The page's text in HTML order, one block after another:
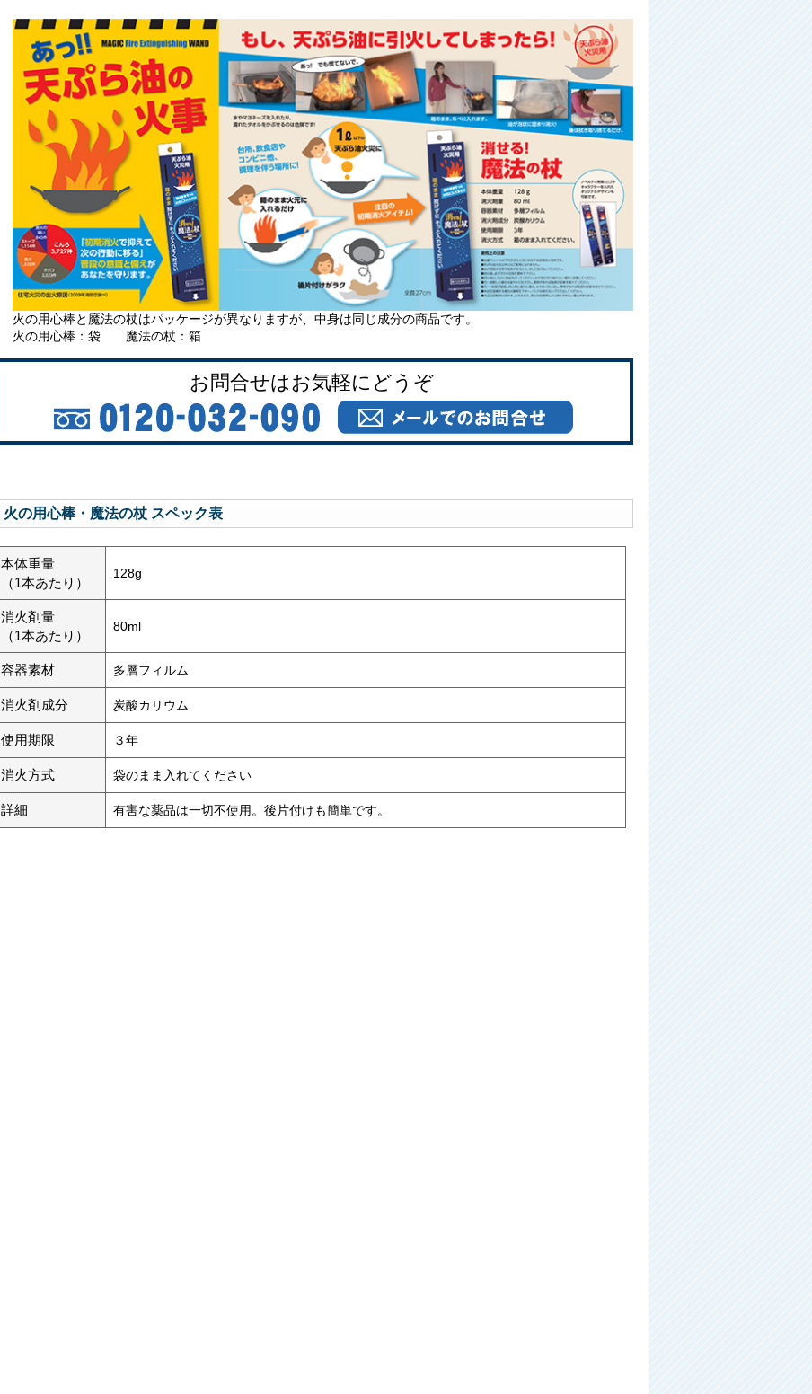
火の用心棒と魔法の杖はパッケージが異なりますが、中身は同じ成分の商品です。
火の用心棒：袋 魔法の杖：箱
お問合せはお気軽にどうぞ
火の用心棒・魔法の杖 スペック表
本体重量
（1本あたり）
128g
消火剤量
（1本あたり）
80ml
容器素材 多層フィルム
消火剤成分 炭酸カリウム
使用期限 ３年
消火方式 袋のまま入れてください
詳細 有害な薬品は一切不使用。後片付けも簡単です。